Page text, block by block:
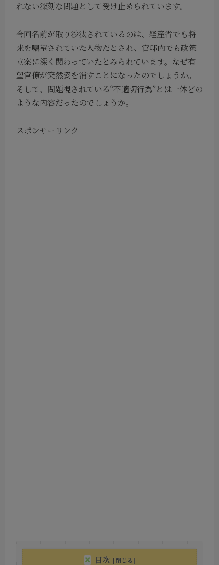
れない深刻な問題として受け止められています。
今回名前が取り沙汰されているのは、経産省でも将
来を嘱望されていた人物だとされ、官邸内でも政策
立案に深く関わっていたとみられています。なぜ有
望官僚が突然姿を消すことになったのでしょうか。
そして、問題視されている“不適切行為”とは一体どの
ような内容だったのでしょうか。
スポンサーリンク
目次